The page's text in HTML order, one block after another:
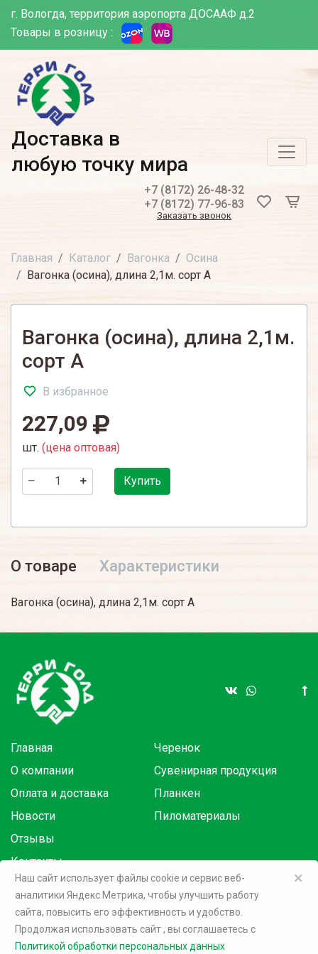
г. Вологда, территория аэропорта ДОСААФ д.2
Товары в розницу :
Доставка в
любую точку мира
+7 (8172) 26-48-32
+7 (8172) 77-96-83
Заказать звонок
Главная Каталог Вагонка
Осина
Вагонка (осина), длина 2,1м. сорт А
Вагонка (осина), длина 2,1м.
сорт А
В избранное
227,09
шт. (цена оптовая)
Купить
О товаре Характеристики
Вагонка (осина), длина 2,1м. сорт А
Главная
О компании
Оплата и доставка
Новости
Отзывы
Контакты
Черенок
Сувенирная продукция
Планкен
Пиломатериалы
Товары в розницу на маркетплейсах:
©2026 Терри Голд
×
Наш сайт использует файлы cookie и сервис веб-
аналитики Яндекс Метрика, чтобы улучшить работу
сайта, повысить его эффективность и удобство.
Продолжая использовать сайт, вы соглашаетесь c
Политикой обработки персональных данных